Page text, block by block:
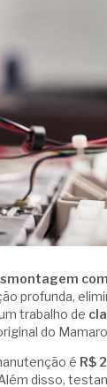
profunda,
trabalho de
do
é R$
disso,